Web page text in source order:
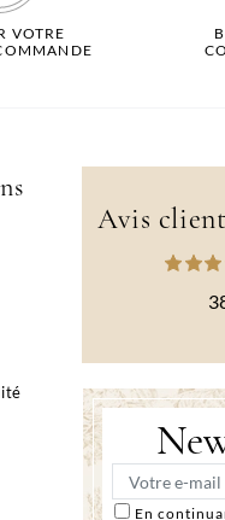
VOTRE
Avis
En